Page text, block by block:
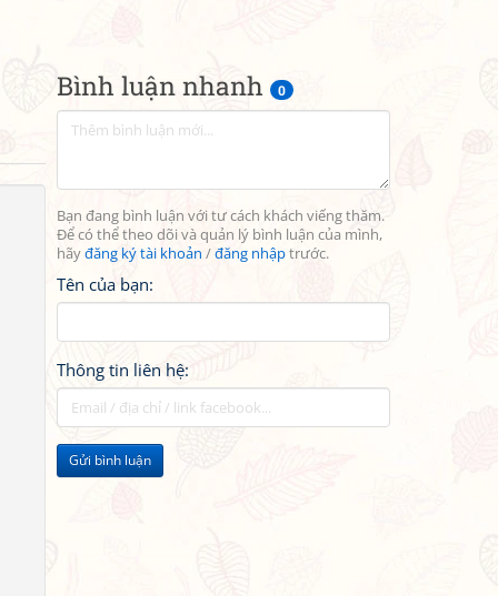
Bình luận nhanh 0
Bạn đang bình luận với tư cách khách viếng thăm.
Để có thể theo dõi và quản lý bình luận của mình,
hãyđăng ký tài khoản /đăng nhậptrước.
Tên của bạn:
Thông tin liên hệ:
Gửi bình luận